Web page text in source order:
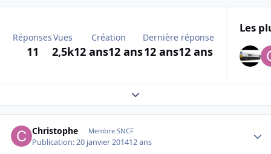
Réponses
11
Vues
2,5k
Création
12 ans12 ans
Dernière réponse
12 ans12 ans
Les
Expand topic overview
Christophe Membre SNCF
Publication:20 janvier 201412 ans